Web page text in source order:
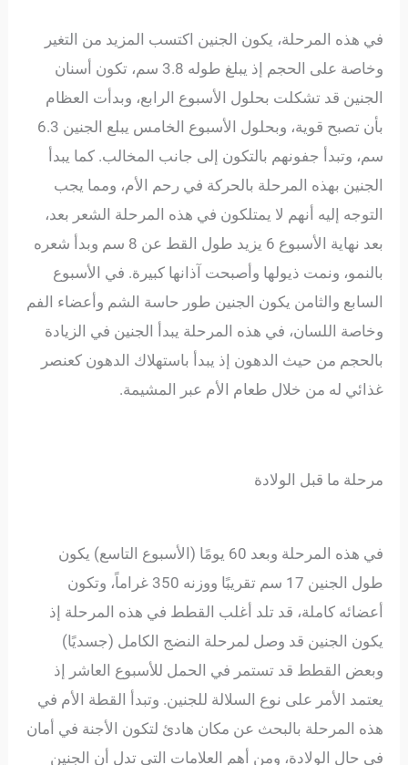
في هذه المرحلة، يكون الجنين اكتسب المزيد من التغير
وخاصة على الحجم إذ يبلغ طوله 3.8 سم، تكون أسنان
الجنين قد تشكلت بحلول الأسبوع الرابع، وبدأت العظام
بأن تصبح قوية، وبحلول الأسبوع الخامس يبلع الجنين 6.3
سم، وتبدأ جفونهم بالتكون إلى جانب المخالب. كما يبدأ
الجنين بهذه المرحلة بالحركة في رحم الأم، ومما يجب
التوجه إليه أنهم لا يمتلكون في هذه المرحلة الشعر بعد،
بعد نهاية الأسبوع 6 يزيد طول القط عن 8 سم وبدأ شعره
بالنمو، ونمت ذيولها وأصبحت آذانها كبيرة. في الأسبوع
السابع والثامن يكون الجنين طور حاسة الشم وأعضاء الفم
وخاصة اللسان، في هذه المرحلة يبدأ الجنين في الزيادة
بالحجم من حيث الدهون إذ يبدأ باستهلاك الدهون كعنصر
غذائي له من خلال طعام الأم عبر المشيمة.
مرحلة ما قبل الولادة
في هذه المرحلة وبعد 60 يومًا (الأسبوع التاسع) يكون
طول الجنين 17 سم تقريبًا ووزنه 350 غراماً، وتكون
أعضائه كاملة، قد تلد أغلب القطط في هذه المرحلة إذ
يكون الجنين قد وصل لمرحلة النضج الكامل (جسديًا)
وبعض القطط قد تستمر في الحمل للأسبوع العاشر إذ
يعتمد الأمر على نوع السلالة للجنين. وتبدأ القطة الأم في
هذه المرحلة بالبحث عن مكان هادئ لتكون الأجنة في أمان
في حال الولادة، ومن أهم العلامات التي تدل أن الجنين